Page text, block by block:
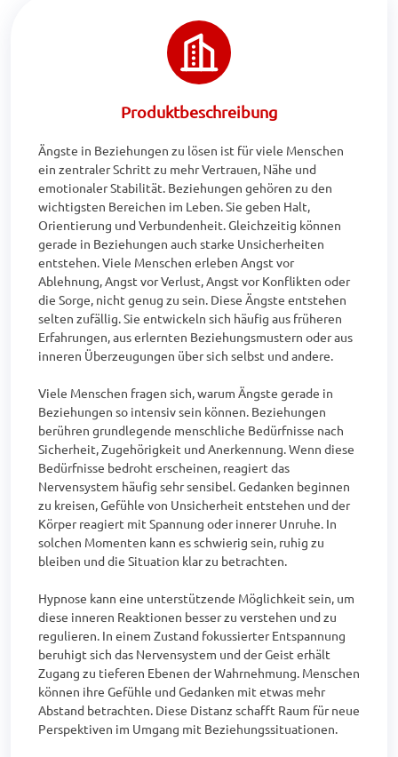
Produktbeschreibung
Ängste in Beziehungen zu lösen ist für viele Menschen
ein zentraler Schritt zu mehr Vertrauen, Nähe und
emotionaler Stabilität. Beziehungen gehören zu den
wichtigsten Bereichen im Leben. Sie geben Halt,
Orientierung und Verbundenheit. Gleichzeitig können
gerade in Beziehungen auch starke Unsicherheiten
entstehen. Viele Menschen erleben Angst vor
Ablehnung, Angst vor Verlust, Angst vor Konflikten oder
die Sorge, nicht genug zu sein. Diese Ängste entstehen
selten zufällig. Sie entwickeln sich häufig aus früheren
Erfahrungen, aus erlernten Beziehungsmustern oder aus
inneren Überzeugungen über sich selbst und andere.
Viele Menschen fragen sich, warum Ängste gerade in
Beziehungen so intensiv sein können. Beziehungen
berühren grundlegende menschliche Bedürfnisse nach
Sicherheit, Zugehörigkeit und Anerkennung. Wenn diese
Bedürfnisse bedroht erscheinen, reagiert das
Nervensystem häufig sehr sensibel. Gedanken beginnen
zu kreisen, Gefühle von Unsicherheit entstehen und der
Körper reagiert mit Spannung oder innerer Unruhe. In
solchen Momenten kann es schwierig sein, ruhig zu
bleiben und die Situation klar zu betrachten.
Hypnose kann eine unterstützende Möglichkeit sein, um
diese inneren Reaktionen besser zu verstehen und zu
regulieren. In einem Zustand fokussierter Entspannung
beruhigt sich das Nervensystem und der Geist erhält
Zugang zu tieferen Ebenen der Wahrnehmung. Menschen
können ihre Gefühle und Gedanken mit etwas mehr
Abstand betrachten. Diese Distanz schafft Raum für neue
Perspektiven im Umgang mit Beziehungssituationen.